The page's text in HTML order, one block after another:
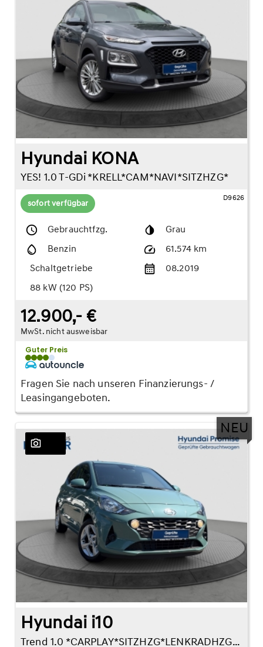
Hyundai KONA
YES! 1.0 T-GDi *KRELL*CAM*NAVI*SITZHZG*
sofort verfügbar
D9626
Gebrauchtfzg.
Grau
Benzin
61.574 km
Schaltgetriebe
08.2019
88 kW (120 PS)
12.900,- €
MwSt. nicht ausweisbar
Guter Preis
Fragen Sie nach unseren Finanzierungs- /
Leasingangeboten.
NEU
Hyundai i10
Trend 1.0 *CARPLAY*SITZHZG*LENKRADHZG*DAB*